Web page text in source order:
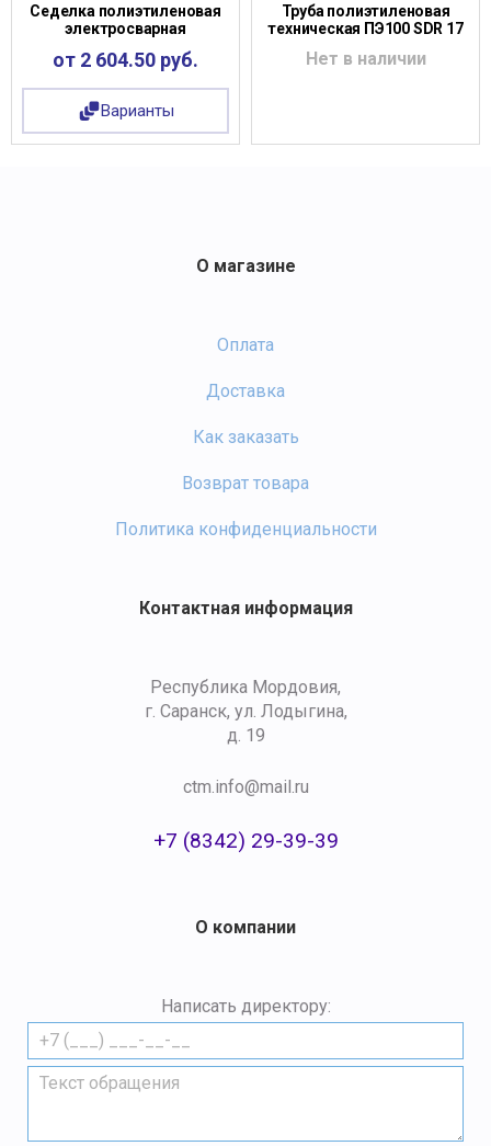
Седелка полиэтиленовая
электросварная
от 2 604.50 руб.
Варианты
Труба полиэтиленовая
техническая ПЭ100 SDR 17
Нет в наличии
О магазине
Оплата
Доставка
Как заказать
Возврат товара
Политика конфиденциальности
О компании
Написать директору:
Контактная информация
Республика Мордовия,
г. Саранск, ул. Лодыгина,
д. 19
ctm.info@mail.ru
+7 (8342) 29-39-39